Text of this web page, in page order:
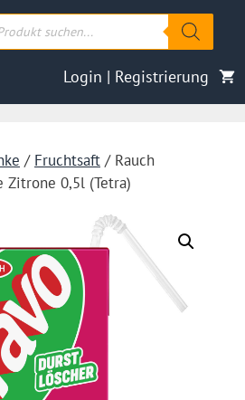
Login | Registrierung
/ Fruchtsaft / Rauch
Zitrone 0,5l (Tetra)